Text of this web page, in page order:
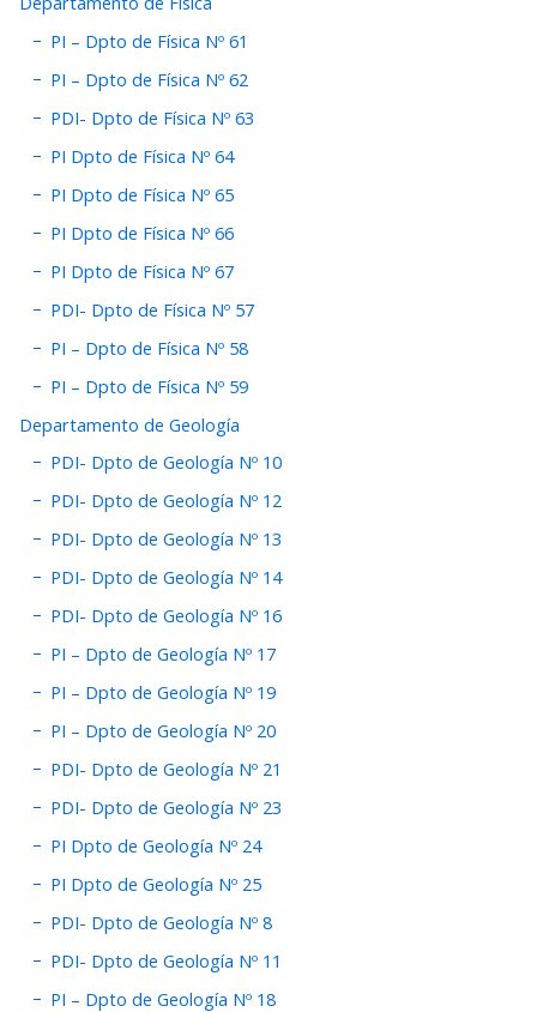
PI – Dpto de Física Nº 61
PI – Dpto de Física Nº 62
PDI- Dpto de Física Nº 63
PI Dpto de Física Nº 64
PI Dpto de Física Nº 65
PI Dpto de Física Nº 66
PI Dpto de Física Nº 67
PDI- Dpto de Física Nº 57
PI – Dpto de Física Nº 58
PI – Dpto de Física Nº 59
Departamento de Geología
PDI- Dpto de Geología Nº 10
PDI- Dpto de Geología Nº 12
PDI- Dpto de Geología Nº 13
PDI- Dpto de Geología Nº 14
PDI- Dpto de Geología Nº 16
PI – Dpto de Geología Nº 17
PI – Dpto de Geología Nº 19
PI – Dpto de Geología Nº 20
PDI- Dpto de Geología Nº 21
PDI- Dpto de Geología Nº 23
PI Dpto de Geología Nº 24
PI Dpto de Geología Nº 25
PDI- Dpto de Geología Nº 8
PDI- Dpto de Geología Nº 11
PI – Dpto de Geología Nº 18